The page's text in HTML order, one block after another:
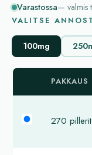
Varastossa— valmis
VALITSE
100mg
PAKKAUS
270 pillerit